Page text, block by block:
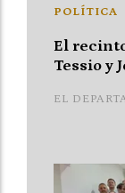
El
Tessio y
EL
POLÍTICA